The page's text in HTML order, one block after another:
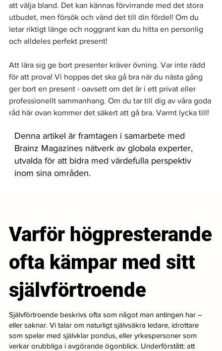
att välja bland. Det kan kännas förvirrande med det stora
utbudet, men försök och vänd det till din fördel! Om du
letar riktigt länge och noggrant kan du hitta en personlig
och alldeles perfekt present!
Att lära sig ge bort presenter kräver övning. Var inte rädd
för att prova! Vi hoppas det ska gå bra när du nästa gång
ger bort en present - oavsett om det är i ett privat eller
professionellt sammanhang. Om du tar till dig av våra goda
råd här ovan kommer det säkert att gå bra. Varmt lycka till!
Denna artikel är framtagen i samarbete med
Brainz Magazines nätverk av globala experter,
utvalda för att bidra med värdefulla perspektiv
inom sina områden.
Varför högpresterande
ofta kämpar med sitt
självförtroende
Självförtroende beskrivs ofta som något man antingen har –
eller saknar. Vi talar om naturligt självsäkra ledare, idrottare
som spelar med självklar pondus, eller yrkespersoner som
verkar orubbliga i avgörande ögonblick. Underförstått: att